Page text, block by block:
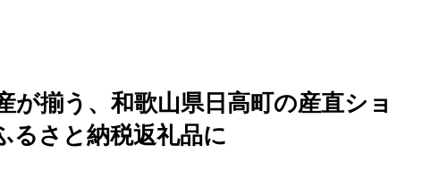
が揃う、和歌山県日高町の産直ショ
るさと納税返礼品に